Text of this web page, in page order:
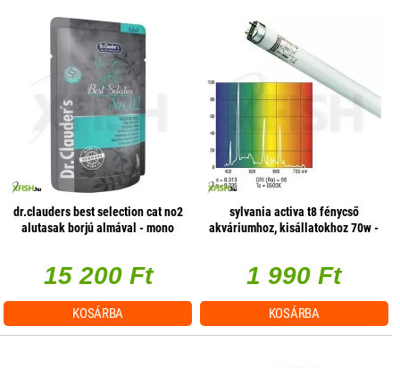
dr.clauders best selection cat no2
alutasak borjú almával - mono
15 200 Ft
KOSÁRBA
sylvania activa t8 fénycső
akváriumhoz, kisállatokhoz 70w -
1 990 Ft
KOSÁRBA